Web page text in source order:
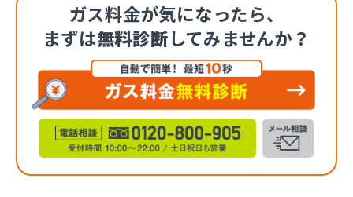
ガス料金が気になったら、
まずは無料診断してみませんか？